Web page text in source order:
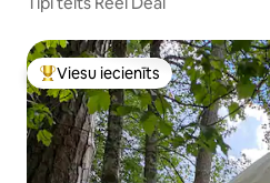
Populārs viesu iecienīts mājoklis
Viesu iecienīts